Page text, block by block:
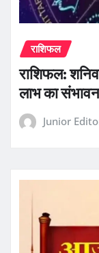
राशिफल
राशिफल:
लाभ का
Junior